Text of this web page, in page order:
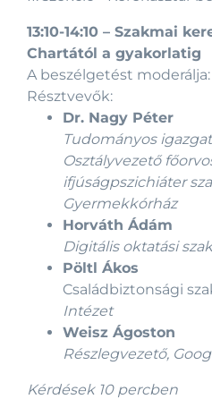
13:10-14:10 – Szakmai
Chartától a gyakorlatig
A beszélgetést moderálja:
Résztvevők:
Dr. Nagy Péter
Tudományos
Osztályvezető
ifjúságpszichiáter
Gyermekkórház
Horváth Ádám
Digitális oktatási
Pöltl Ákos
Családbiztonsági
Intézet
Weisz Ágoston
Részlegvezető,
Kérdések 10 percben